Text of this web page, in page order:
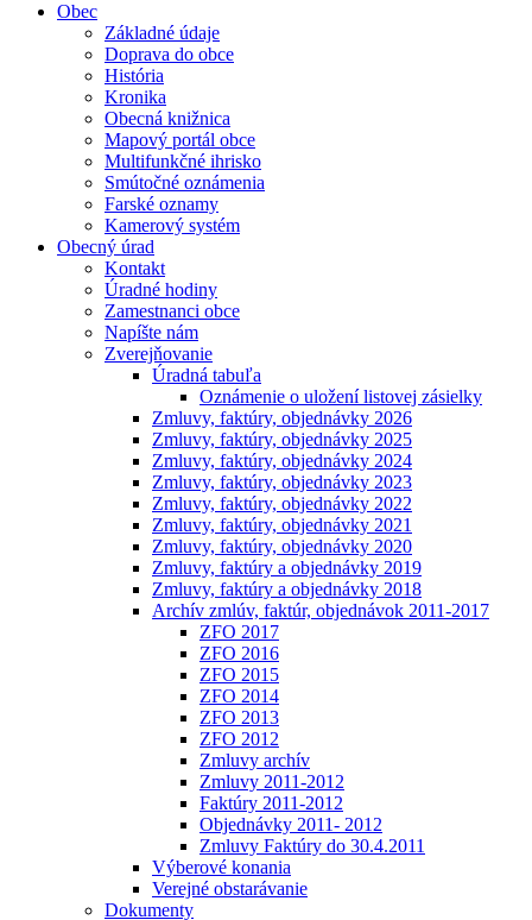
Obec
Základné údaje
Doprava do obce
História
Kronika
Obecná knižnica
Mapový portál obce
Multifunkčné ihrisko
Smútočné oznámenia
Farské oznamy
Kamerový systém
Obecný úrad
Kontakt
Úradné hodiny
Zamestnanci obce
Napíšte nám
Zverejňovanie
Úradná tabuľa
Oznámenie o uložení listovej zásielky
Zmluvy, faktúry, objednávky 2026
Zmluvy, faktúry, objednávky 2025
Zmluvy, faktúry, objednávky 2024
Zmluvy, faktúry, objednávky 2023
Zmluvy, faktúry, objednávky 2022
Zmluvy, faktúry, objednávky 2021
Zmluvy, faktúry, objednávky 2020
Zmluvy, faktúry a objednávky 2019
Zmluvy, faktúry a objednávky 2018
Archív zmlúv, faktúr, objednávok 2011-2017
ZFO 2017
ZFO 2016
ZFO 2015
ZFO 2014
ZFO 2013
ZFO 2012
Zmluvy archív
Zmluvy 2011-2012
Faktúry 2011-2012
Objednávky 2011- 2012
Zmluvy Faktúry do 30.4.2011
Výberové konania
Verejné obstarávanie
Dokumenty